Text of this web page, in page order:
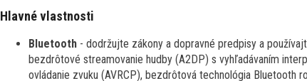
Hlavné vlastnosti
Bluetooth - dodržujte zákony a dopravné predpisy a
bezdrôtové streamovanie hudby (A2DP) s vyhľadávaním
ovládanie zvuku (AVRCP), bezdrôtová technológia Bluetooth